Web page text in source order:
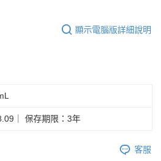
顯示電腦版詳細說明
｜ 保存期限：3年
客服